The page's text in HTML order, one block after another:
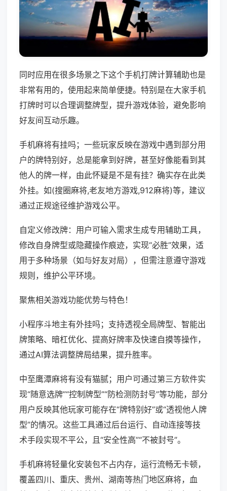
同时应用在很多场景之下这个手机打牌计算辅助也是
非常有用的，使用起来简单便捷。特别是在大家手机
打牌时可以合理调整牌型，提升游戏体验，避免影响
好友间互动乐趣。
手机麻将有挂吗；一些玩家反映在游戏中遇到部分用
户的牌特别好，总是能拿到好牌，甚至好像能看到其
他人的牌一样，由此怀疑是不是有挂？确实存在此类
外挂。如(搜圈麻将,老友地方游戏,912麻将)等，建议
通过正规途径维护游戏公平。
自定义修改牌：用户可输入需求生成专用辅助工具，
修改自身牌型或隐藏操作痕迹，实现“必胜”效果，适
用于多种场景（如与好友对局），但需注意遵守游戏
规则，维护公平环境。
聚焦相关游戏功能优势与特色！
小程序斗地主有外挂吗；支持透视全局牌型、智能出
牌策略、暗杠优化、提高好牌率及快速自摸等操作，
通过AI算法调整牌局结果，提升胜率。
中至鹰潭麻将有没有猫腻；用户可通过第三方软件实
现“随意选牌”“控制牌型”“防检测防封号”等功能，部分
用户反映其他玩家可能存在“牌特别好”或“透视他人牌
型”的情况。这些工具通过后台运行、自动连接等技
术手段实现不平公，且“安全性高”“不被封号”。
手机麻将轻量化安装包不占内存，运行流畅无卡顿，
覆盖四川、重庆、贵州、湖南等热门地区麻将，血